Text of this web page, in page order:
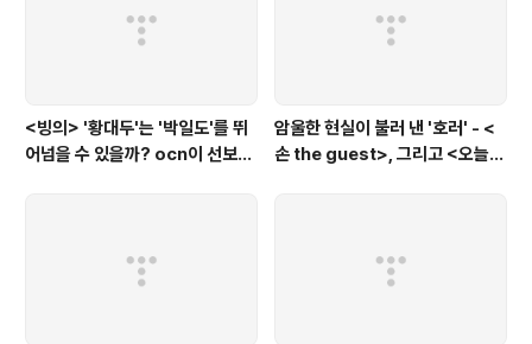
<빙의> '황대두'는 '박일도'를 뛰
어넘을 수 있을까? ocn이 선보인
암울한 현실이 불러 낸 '호러' - <
손 the guest>, 그리고 <오늘의